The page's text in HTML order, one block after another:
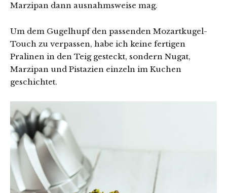
Marzipan dann ausnahmsweise mag.
Um dem Gugelhupf den passenden Mozartkugel-
Touch zu verpassen, habe ich keine fertigen
Pralinen in den Teig gesteckt, sondern Nugat,
Marzipan und Pistazien einzeln im Kuchen
geschichtet.